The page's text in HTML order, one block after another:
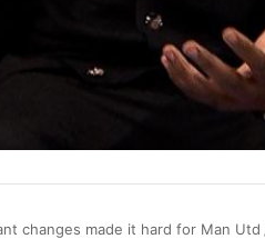
changes made it hard for Man Utd